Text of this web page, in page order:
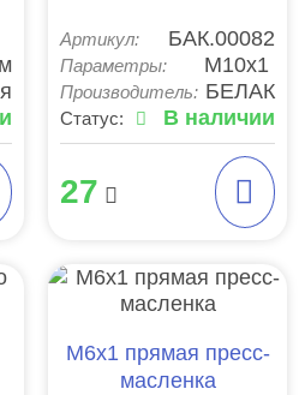
Артикул: БАК.00082
Параметры: М10х1
Производитель: БЕЛАК
Статус: В наличии
27
М6х1 прямая пресс-
масленка